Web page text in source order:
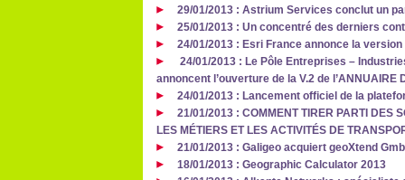
29/01/2013 : Astrium Services conclut un
25/01/2013 : Un concentré des derniers
24/01/2013 : Esri France annonce la version
24/01/2013 : Le Pôle Entreprises –
annoncent l’ouverture de la V.2 de l’ANNUAIRE
24/01/2013 : Lancement officiel de la
21/01/2013 : COMMENT TIRER PARTI DES
LES MÉTIERS ET LES ACTIVITÉS DE
21/01/2013 : Galigeo acquiert geoXtend
18/01/2013 : Geographic Calculator 2013